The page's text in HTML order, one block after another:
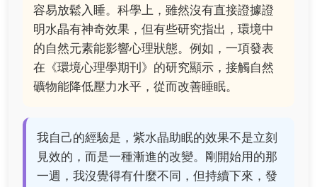
容易放鬆入睡。科學上，雖然沒有直接證據證
明水晶有神奇效果，但有些研究指出，環境中
的自然元素能影響心理狀態。例如，一項發表
在《環境心理學期刊》的研究顯示，接觸自然
礦物能降低壓力水平，從而改善睡眠。
我自己的經驗是，紫水晶助眠的效果不是立刻
見效的，而是一種漸進的改變。剛開始用的那
一週，我沒覺得有什麼不同，但持續下來，發